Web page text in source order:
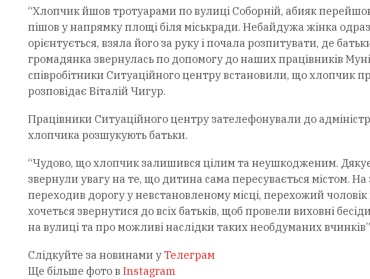
“Хлопчик йшов тротуарами по вулиці Соборній, абияк
пішов у напрямку площі біля міськради. Небайдужа жінка
орієнтується, взяла його за руку і почала розпитувати, де
громадянка звернулась по допомогу до наших працівників
співробітники Ситуаційного центру встановили, що хлопчик
розповідає Віталій Чигур.
Працівники Ситуаційного центру зателефонували до
хлопчика розшукують батьки.
“Чудово, що хлопчик залишився цілим та неушкодженим.
звернули увагу на те, що дитина сама пересувається містом.
переходив дорогу у невстановленому місці, перехожий
хочеться звернутися до всіх батьків, щоб провели виховні
на вулиці та про можливі наслідки таких необдуманих
Слідкуйте за новинами у Телеграм
Ще більше фото в Instagram